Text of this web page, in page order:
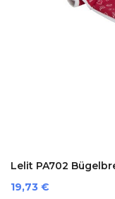
Lelit PA702
Preis
19,73 €